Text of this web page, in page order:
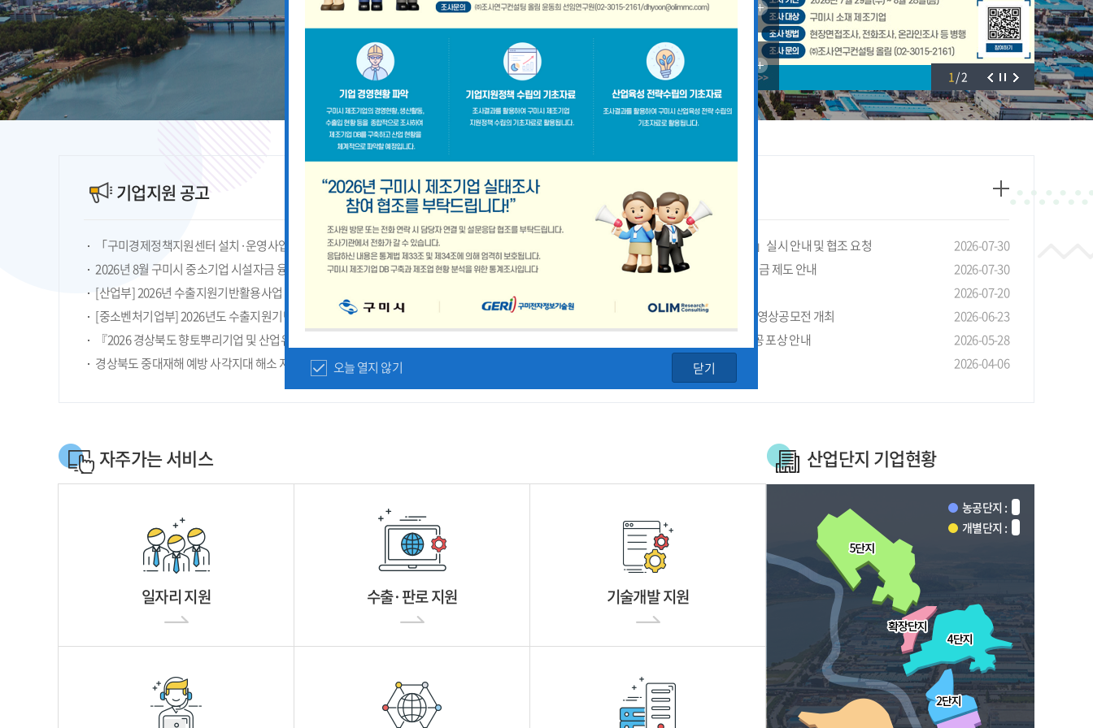
오늘 열지 않기 닫기
1/2
기업지원 공고
2026년 8월 구미시 중소기업 시설자금 융자지원 안내
2026-07-27
2026-07-10
2026-07-08
『2026 경상북도 향토뿌리기업 및 산업유산 지정계획』 공고
경상북도 중대재해 예방 사각지대 해소 지원사업 모집공고
공지사항
「2026년 구미시 제조기업 실태조사」실시 안내 및 협조 요청
2026-07-30
[장애인복지과] 장애인 고용개선 장려금 제도 안내
2026-07-30
2026-07-20
제5회 Galaxy 사진공모전& 제4회 LG 영상공모전 개최
2026-06-23
2026년 가족친화 우수기업 · 기관 유공 포상 안내
2026-05-28
2026년 가족친화기업 인증 신청 안내
2026-04-06
자주가는 서비스
일자리 지원 수출·판로 지원 기술개발 지원
산업단지 기업현황
농공단지 :
개별단지 :